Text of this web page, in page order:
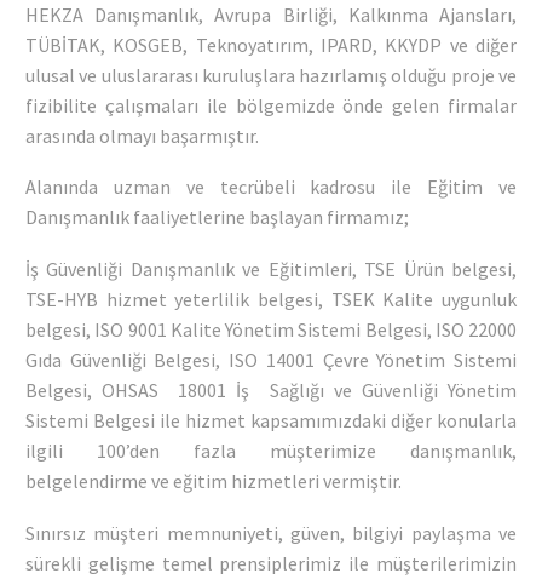
HEKZA Danışmanlık, Avrupa Birliği, Kalkınma Ajansları,
TÜBİTAK, KOSGEB, Teknoyatırım, IPARD, KKYDP ve diğer
ulusal ve uluslararası kuruluşlara hazırlamış olduğu proje ve
fizibilite çalışmaları ile bölgemizde önde gelen firmalar
arasında olmayı başarmıştır.
Alanında uzman ve tecrübeli kadrosu ile Eğitim ve
Danışmanlık faaliyetlerine başlayan firmamız;
İş Güvenliği Danışmanlık ve Eğitimleri, TSE Ürün belgesi,
TSE-HYB hizmet yeterlilik belgesi, TSEK Kalite uygunluk
belgesi, ISO 9001 Kalite Yönetim Sistemi Belgesi, ISO 22000
Gıda Güvenliği Belgesi, ISO 14001 Çevre Yönetim Sistemi
Belgesi, OHSAS 18001 İş Sağlığı ve Güvenliği Yönetim
Sistemi Belgesi ile hizmet kapsamımızdaki diğer konularla
ilgili 100’den fazla müşterimize danışmanlık,
belgelendirme ve eğitim hizmetleri vermiştir.
Sınırsız müşteri memnuniyeti, güven, bilgiyi paylaşma ve
sürekli gelişme temel prensiplerimiz ile müşterilerimizin